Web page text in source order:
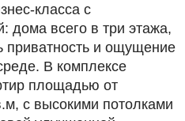
класса с
дома всего в три этажа,
приватность и ощущение
В комплексе
площадью от
с высокими потолками